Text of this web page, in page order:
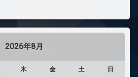
2026年8月
木 金 土 日